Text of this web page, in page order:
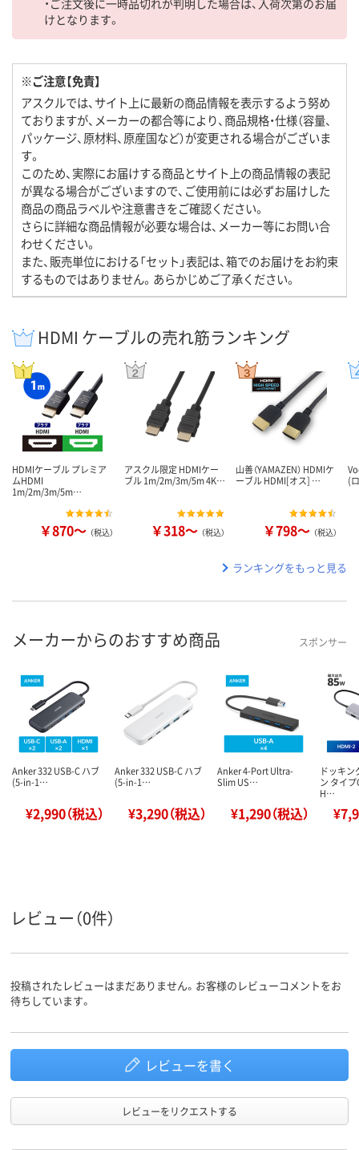
・ご注文後に一時品切れが判明した場合は、入荷次第のお届
けとなります。
※ご注意【免責】
アスクルでは、サイト上に最新の商品情報を表示するよう努め
ておりますが、メーカーの都合等により、商品規格・仕様（容量、
パッケージ、原材料、原産国など）が変更される場合がございま
す。
このため、実際にお届けする商品とサイト上の商品情報の表記
が異なる場合がございますので、ご使用前には必ずお届けした
商品の商品ラベルや注意書きをご確認ください。
さらに詳細な商品情報が必要な場合は、メーカー等にお問い合
わせください。
また、販売単位における「セット」表記は、箱でのお届けをお約束
するものではありません。あらかじめご了承ください。
HDMI ケーブルの売れ筋ランキング
HDMIケーブル プレミア
ムHDMI
1m/2m/3m/5m…
￥870～ （税込）
アスクル限定 HDMIケー
ブル 1m/2m/3m/5m 4K…
￥318～ （税込）
山善（YAMAZEN） HDMIケ
ーブル HDMI[オス] …
￥798～ （税込）
(
ランキングをもっと見る
メーカーからのおすすめ商品 スポンサー
Anker 332 USB-C ハブ
(5-in-1…
¥2,990（税込）
Anker 332 USB-C ハブ
(5-in-1…
¥3,290（税込）
Anker 4-Port Ultra-
Slim US…
¥1,290（税込）
ドッキ
ン タイ
H…
レビュー（0件）
投稿されたレビューはまだありません。お客様のレビューコメントをお
待ちしています。
レビューを書く
レビューをリクエストする